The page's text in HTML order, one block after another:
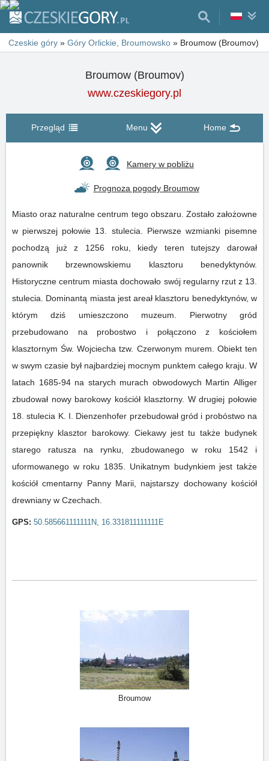
Czeskie góry » Góry Orlickie, Broumowsko » Broumow (Broumov)
Broumow (Broumov)
www.czeskiegory.pl
Przegląd Menu Home
Kamery w pobliżu
Prognoza pogody Broumow
Miasto oraz naturalne centrum tego obszaru. Zostało założowne
w pierwszej połowie 13. stulecia. Pierwsze wzmianki pisemne
pochodzą już z 1256 roku, kiedy teren tutejszy darował
panownik brzewnowskiemu klasztoru benedyktynów.
Historyczne centrum miasta dochowało swój regularny rzut z 13.
stulecia. Dominantą miasta jest areał klasztoru benedyktynów, w
którym dziś umieszczono muzeum. Pierwotny gród
przebudowano na probostwo i połączono z kościołem
klasztornym Św. Wojciecha tzw. Czerwonym murem. Obiekt ten
w swym czasie był najbardziej mocnym punktem całego kraju. W
latach 1685-94 na starych murach obwodowych Martin Alliger
zbudował nowy barokowy kościół klasztorny. W drugiej połowie
18. stulecia K. I. Dienzenhofer przebudował gród i probóstwo na
przepiękny klasztor barokowy. Ciekawy jest tu także budynek
starego ratusza na rynku, zbudowanego w roku 1542 i
uformowanego w roku 1835. Unikatnym budynkiem jest także
kościół cmentarny Panny Marii, najstarszy dochowany kościół
drewniany w Czechach.
GPS: 50.585661111111N, 16.331811111111E
Broumow